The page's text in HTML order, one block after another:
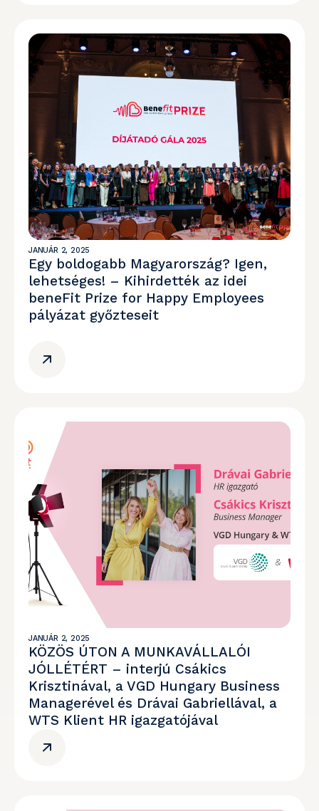
JANUÁR 2, 2025
Egy boldogabb Magyarország? Igen,
lehetséges! – Kihirdették az idei
beneFit Prize for Happy Employees
pályázat győzteseit
JANUÁR 2, 2025
KÖZÖS ÚTON A MUNKAVÁLLALÓI
JÓLLÉTÉRT – interjú Csákics
Krisztinával, a VGD Hungary Business
Managerével és Drávai Gabriellával, a
WTS Klient HR igazgatójával